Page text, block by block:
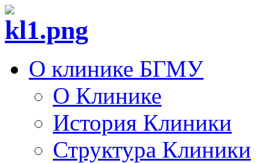
О клинике БГМУ
О Клинике
История Клиники
Структура Клиники